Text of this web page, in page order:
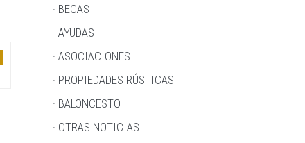
· BECAS
· AYUDAS
· ASOCIACIONES
· PROPIEDADES RÚSTICAS
· BALONCESTO
· OTRAS NOTICIAS